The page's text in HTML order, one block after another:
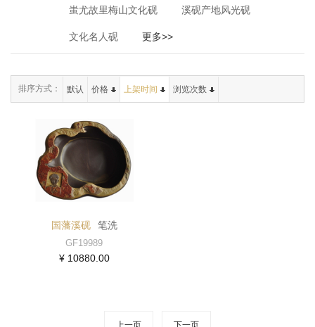
蚩尤故里梅山文化砚 溪砚产地风光砚
文化名人砚 更多>>
排序方式： 默认 价格 上架时间 浏览次数
国藩溪砚 笔洗
GF19989
¥ 10880.00
上一页 下一页